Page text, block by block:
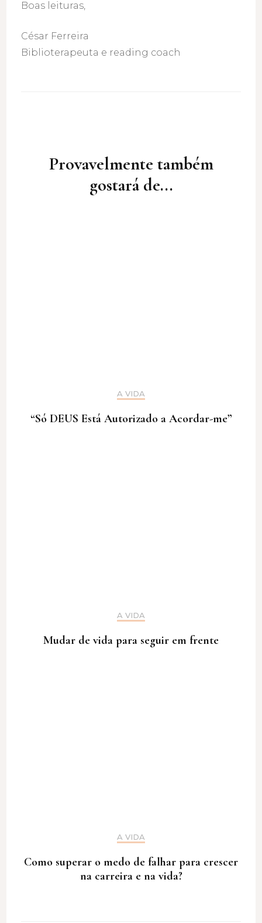
Boas leituras,
César Ferreira
Biblioterapeuta e reading coach
Provavelmente também
gostará de...
A VIDA
“Só DEUS Está Autorizado a Acordar-me”
A VIDA
Mudar de vida para seguir em frente
A VIDA
Como superar o medo de falhar para crescer
na carreira e na vida?